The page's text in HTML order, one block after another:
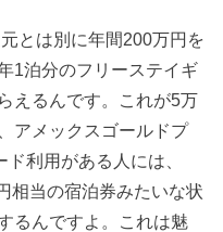
とは別に年間200万円を
1泊分のフリーステイギ
えるんです。これが5万
アメックスゴールドプ
利用がある人には、
相当の宿泊券みたいな状
るんですよ。これは魅